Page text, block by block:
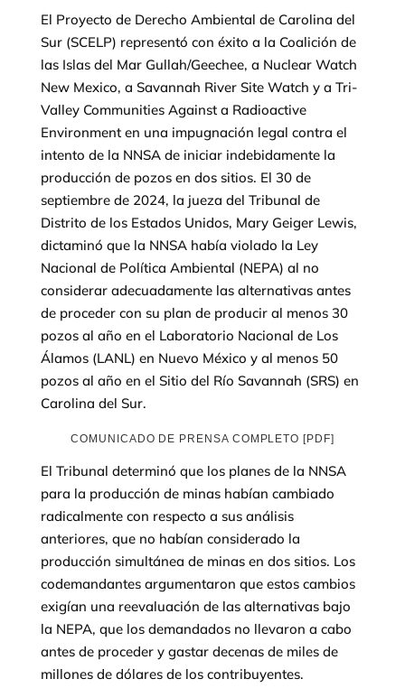
El Proyecto de Derecho Ambiental de Carolina del
Sur (SCELP) representó con éxito a la Coalición de
las Islas del Mar Gullah/Geechee, a Nuclear Watch
New Mexico, a Savannah River Site Watch y a Tri-
Valley Communities Against a Radioactive
Environment en una impugnación legal contra el
intento de la NNSA de iniciar indebidamente la
producción de pozos en dos sitios. El 30 de
septiembre de 2024, la jueza del Tribunal de
Distrito de los Estados Unidos, Mary Geiger Lewis,
dictaminó que la NNSA había violado la Ley
Nacional de Política Ambiental (NEPA) al no
considerar adecuadamente las alternativas antes
de proceder con su plan de producir al menos 30
pozos al año en el Laboratorio Nacional de Los
Álamos (LANL) en Nuevo México y al menos 50
pozos al año en el Sitio del Río Savannah (SRS) en
Carolina del Sur.
COMUNICADO DE PRENSA COMPLETO [PDF]
El Tribunal determinó que los planes de la NNSA
para la producción de minas habían cambiado
radicalmente con respecto a sus análisis
anteriores, que no habían considerado la
producción simultánea de minas en dos sitios. Los
codemandantes argumentaron que estos cambios
exigían una reevaluación de las alternativas bajo
la NEPA, que los demandados no llevaron a cabo
antes de proceder y gastar decenas de miles de
millones de dólares de los contribuyentes.